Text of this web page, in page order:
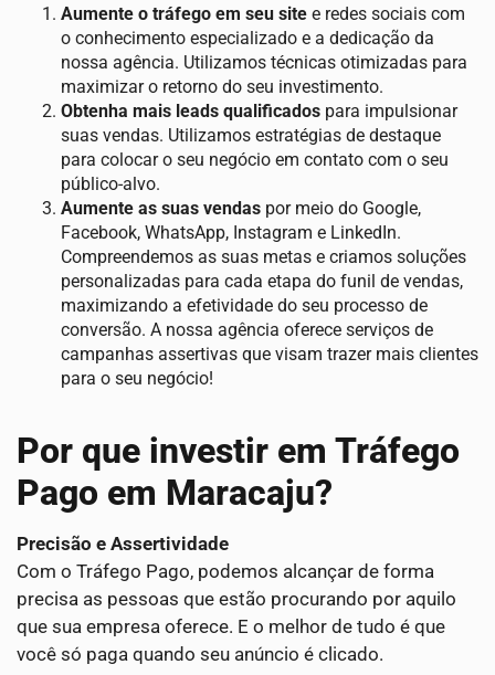
Aumente o tráfego em seu site e redes sociais com
o conhecimento especializado e a dedicação da
nossa agência. Utilizamos técnicas otimizadas para
maximizar o retorno do seu investimento.
Obtenha mais leads qualificados para impulsionar
suas vendas. Utilizamos estratégias de destaque
para colocar o seu negócio em contato com o seu
público-alvo.
Aumente as suas vendas por meio do Google,
Facebook, WhatsApp, Instagram e LinkedIn.
Compreendemos as suas metas e criamos soluções
personalizadas para cada etapa do funil de vendas,
maximizando a efetividade do seu processo de
conversão. A nossa agência oferece serviços de
campanhas assertivas que visam trazer mais clientes
para o seu negócio!
Por que investir em Tráfego
Pago em Maracaju?
Precisão e Assertividade
Com o Tráfego Pago, podemos alcançar de forma
precisa as pessoas que estão procurando por aquilo
que sua empresa oferece. E o melhor de tudo é que
você só paga quando seu anúncio é clicado.